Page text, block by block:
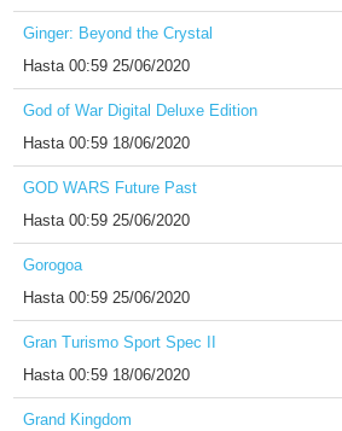
Ginger: Beyond the Crystal
Hasta00:59 25/06/2020
God of War Digital Deluxe Edition
Hasta00:59 18/06/2020
GOD WARS Future Past
Hasta00:59 25/06/2020
Gorogoa
Hasta00:59 25/06/2020
Gran Turismo Sport Spec II
Hasta00:59 18/06/2020
Grand Kingdom